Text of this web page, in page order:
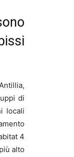
di
locali
4
alto